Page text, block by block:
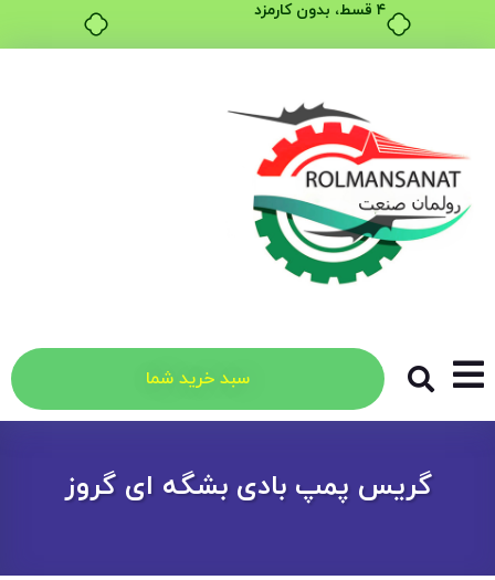
۴ قسط، بدون کارمزد
سبد خرید شما
گریس پمپ بادی بشگه ای گروز